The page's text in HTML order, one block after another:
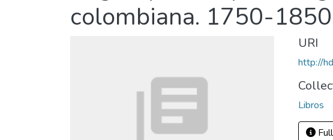
colombiana. 1750-1850
URI
http://
Libros